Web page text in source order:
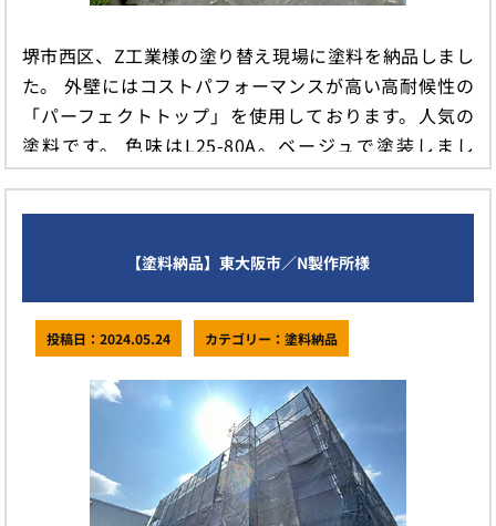
堺市西区、Z工業様の塗り替え現場に塗料を納品しまし
た。 外壁にはコストパフォーマンスが高い高耐候性の
「パーフェクトトップ」を使用しております。人気の
塗料です。 色味はL25-80A。ベージュで塗装しまし
た。 塗料をご注文 […]
【塗料納品】東大阪市／N製作所様
投稿日：2024.05.24 カテゴリー：塗料納品